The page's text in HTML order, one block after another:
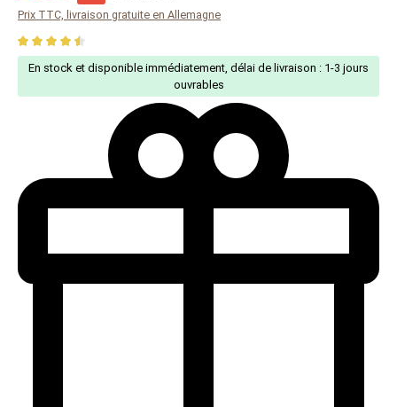
Prix TTC, livraison gratuite en Allemagne
Average rating of 4.54 out of 5 stars
En stock et disponible immédiatement, délai de livraison : 1-3 jours
ouvrables